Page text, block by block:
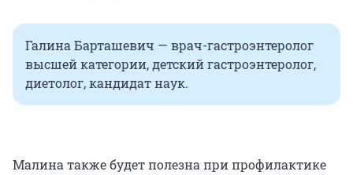
Галина Барташевич — врач-гастроэнтеролог
высшей категории, детский гастроэнтеролог,
диетолог, кандидат наук.
Малина также будет полезна при профилактике